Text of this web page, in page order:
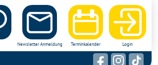
Newsletter Anmeldung Terminkalender Login